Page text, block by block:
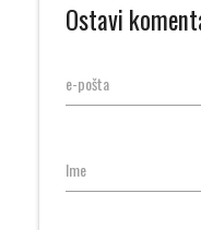
Ostavi
e-pošta
Ime